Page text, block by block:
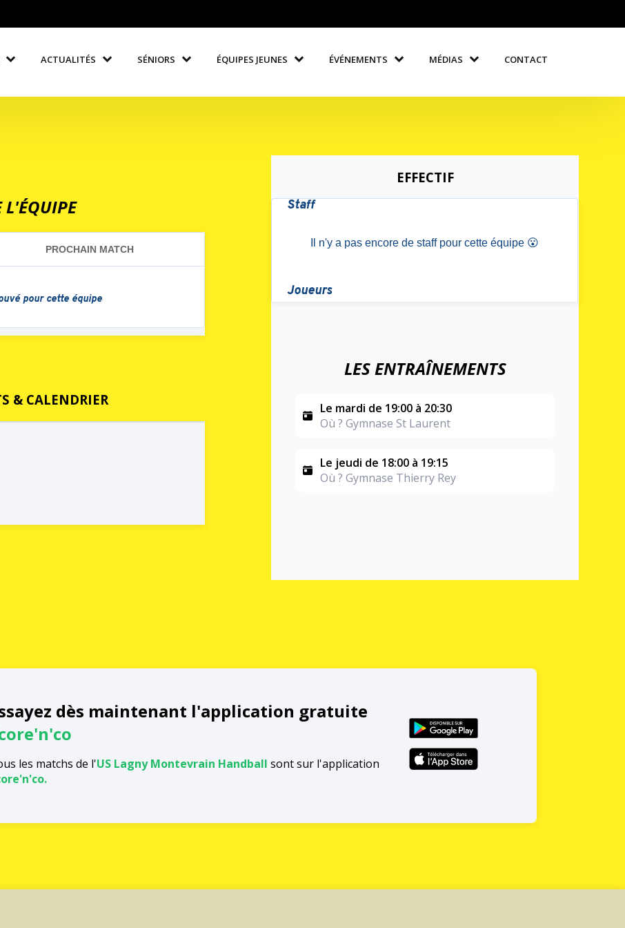
ACTUALITÉS SÉNIORS ÉQUIPES JEUNES ÉVÉNEMENTS MÉDIAS CONTACT
L'ÉQUIPE
& CALENDRIER
EFFECTIF
LES ENTRAÎNEMENTS
Le mardi de 19:00 à 20:30
Où ? Gymnase St Laurent
Le jeudi de 18:00 à 19:15
Où ? Gymnase Thierry Rey
dès maintenant l'application gratuite
les matchs de l'US Lagny Montevrain Handball sont sur l'application